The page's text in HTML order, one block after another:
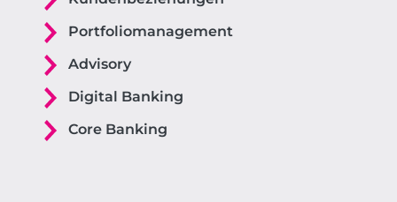
Portfoliomanagement
Advisory
Digital Banking
Core Banking